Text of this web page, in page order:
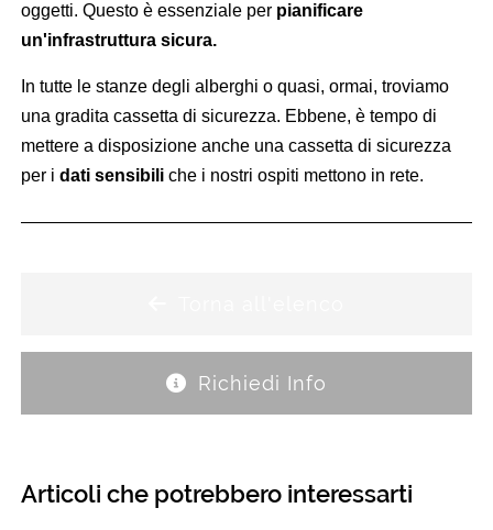
oggetti. Questo è essenziale perpianificare
un'infrastruttura sicura.
In tutte le stanze degli alberghi o quasi, ormai, troviamo
una gradita cassetta di sicurezza. Ebbene, è tempo di
mettere a disposizione anche una cassetta di sicurezza
per i dati sensibili che i nostri ospiti mettono in rete.
Richiedi Info
Articoli che potrebbero interessarti